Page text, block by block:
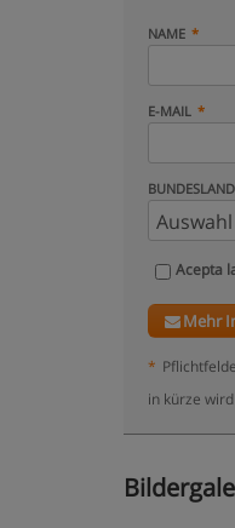
NAME
E-MAIL
BUNDESLAND
Acepta
Mehr
*
in kürze